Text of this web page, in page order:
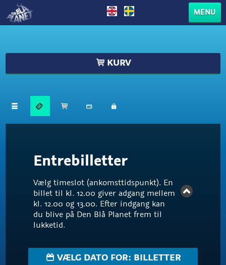
MENU
KURV
Entrebilletter
Vælg timeslot (ankomsttidspunkt). En
billet til kl. 12.00 giver adgang mellem
kl. 12.00 og 13.00. Efter indgang kan
du blive på Den Blå Planet frem til
lukketid.
VÆLG DATO FOR: BILLETTER